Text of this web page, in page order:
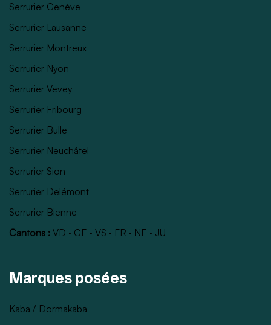
Serrurier Genève
Serrurier Lausanne
Serrurier Montreux
Serrurier Nyon
Serrurier Vevey
Serrurier Fribourg
Serrurier Bulle
Serrurier Neuchâtel
Serrurier Sion
Serrurier Delémont
Serrurier Bienne
Cantons : VD · GE · VS · FR · NE · JU
Marques posées
Kaba / Dormakaba